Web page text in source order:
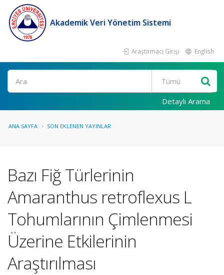
Akademik Veri Yönetim Sistemi
Araştırmacı Girişi English
Ara
Detaylı Arama
ANA SAYFA SON EKLENEN YAYINLAR
Bazı Fiğ Türlerinin
Amaranthus retroflexus L
Tohumlarının Çimlenmesi
Üzerine Etkilerinin
Araştırılması